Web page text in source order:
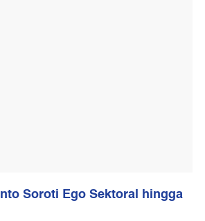
Soroti Ego Sektoral hingga